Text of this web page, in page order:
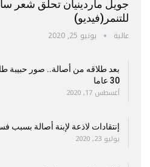
جويل ماردينيان تحلق شعر
للتنمر(فيديو)
عالية يونيو 25, 2020
بعد طلاقه من أصالة.. صور حبيبة
30 عاما
أغسطس 17, 2020
إنتقادات لاذعة لإبنة أصالة
يوليو 23, 2020